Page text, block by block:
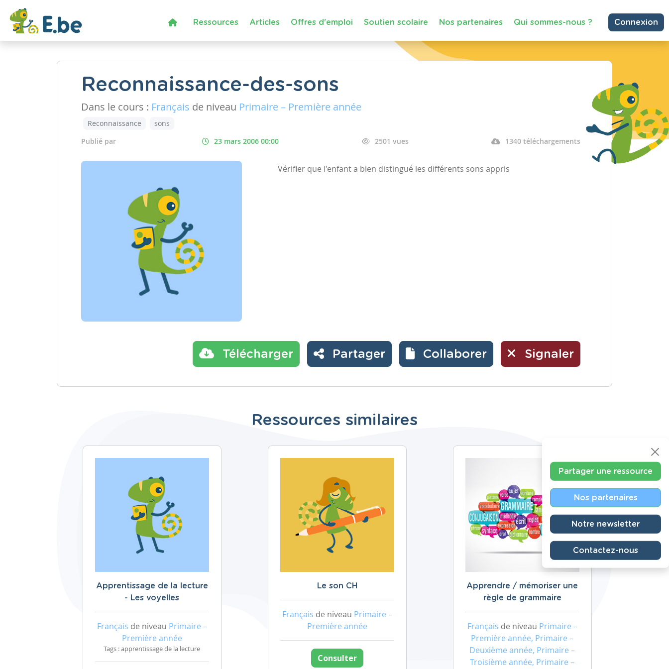
Ressources Articles Offres d'emploi Soutien scolaire Nos partenaires Qui sommes-nous ? Connexion
Reconnaissance-des-sons
Dans le cours : Français de niveau Primaire – Première année
Reconnaissance
sons
Publié par
23 mars 2006 00:00 2501 vues 1340 téléchargements
Vérifier que l'enfant a bien distingué les différents sons appris
Télécharger Partager Collaborer Signaler
Ressources similaires
Apprentissage de la lecture
- Les voyelles
Français de niveau Primaire –
Première année
Tags : apprentissage de la lecture
Le son CH
Français de niveau Primaire –
Première année
Consulter
Apprendre / mémoriser une
règle de grammaire
Français de niveau Primaire –
Première année, Primaire –
Deuxième année, Primaire –
Troisième année, Primaire –
Partager une ressource
Nos partenaires
Notre newsletter
Contactez-nous